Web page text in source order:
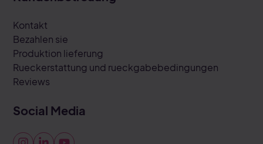
Kontakt
Bezahlen sie
Produktion lieferung
Rueckerstattung und rueckgabebedingungen
Reviews
Social Media